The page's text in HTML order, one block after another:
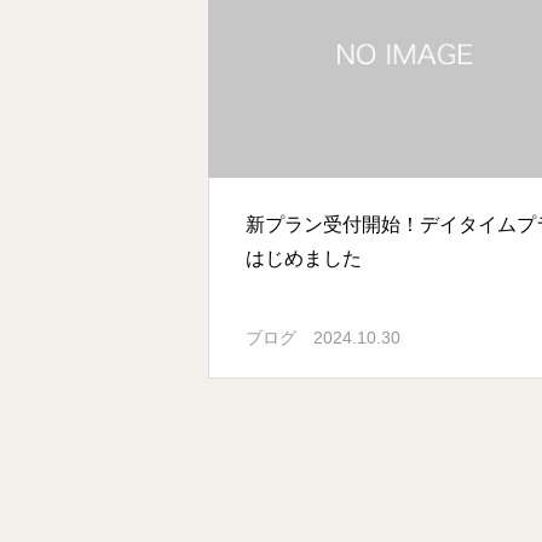
新プラン受付開始！デイタイムプ
はじめました
ブログ 2024.10.30